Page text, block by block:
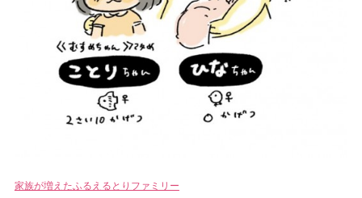
家族が増えたふるえるとりファミリー